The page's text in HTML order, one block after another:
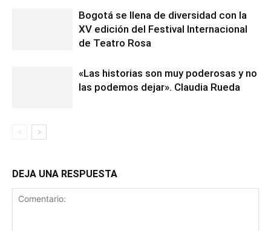
Bogotá se llena de diversidad con la
XV edición del Festival Internacional
de Teatro Rosa
«Las historias son muy poderosas y no
las podemos dejar». Claudia Rueda
DEJA UNA RESPUESTA